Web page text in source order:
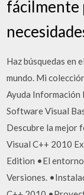
fácilmente
Haz búsquedas en
mundo. Mi
Ayuda Información
Software Visual
Descubre la mejor
Visual C++ 2010
Edition •El
Versiones.